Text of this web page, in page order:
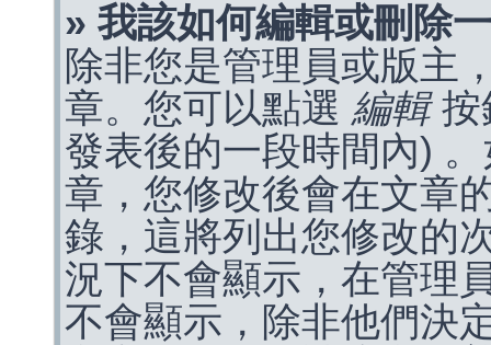
» 我該如何編輯或刪除
除非您是管理員或版主
章。您可以點選 編輯按
發表後的一段時間內)
章，您修改後會在文章
錄，這將列出您修改的
況下不會顯示，在管理
不會顯示，除非他們決